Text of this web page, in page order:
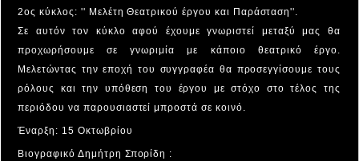
2ος κύκλος: '' Μελέτη Θεατρικού έργου και Παράσταση''.
Σε αυτόν τον κύκλο αφού έχουμε γνωριστεί μεταξύ μας θα
προχωρήσουμε σε γνωριμία με κάποιο θεατρικό έργο.
Μελετώντας την εποχή του συγγραφέα θα προσεγγίσουμε τους
ρόλους και την υπόθεση του έργου με στόχο στο τέλος της
περιόδου να παρουσιαστεί μπροστά σε κοινό.
Έναρξη: 15 Οκτωβρίου
Βιογραφικό Δημήτρη Σπορίδη :